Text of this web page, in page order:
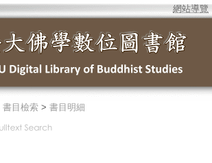
網站導覽
書目檢索 > 書目明細